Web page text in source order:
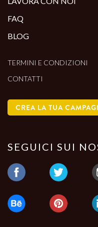
FAQ
BLOG
TERMINI E CONDIZIONI
CONTATTI
CREA LA TUA
SEGUICI SUI